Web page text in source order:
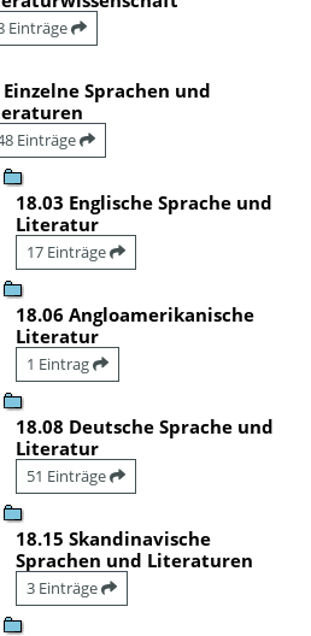
Einträge
Einzelne Sprachen und
Einträge
18.03 Englische Sprache und
Literatur
17 Einträge
18.06 Angloamerikanische
Literatur
1 Eintrag
18.08 Deutsche Sprache und
Literatur
51 Einträge
18.15 Skandinavische
Sprachen und Literaturen
3 Einträge